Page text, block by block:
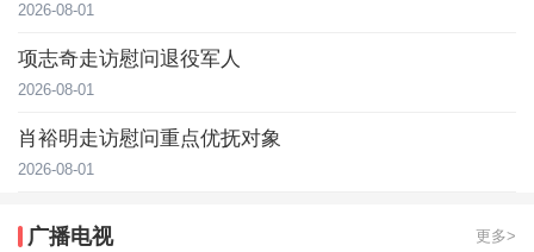
2026-08-01
项志奇走访慰问退役军人
2026-08-01
肖裕明走访慰问重点优抚对象
2026-08-01
广播电视 更多>